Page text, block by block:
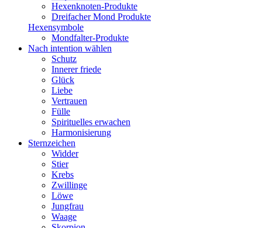
Hexenknoten-Produkte
Dreifacher Mond Produkte
Hexensymbole
Mondfalter-Produkte
Nach intention wählen
Schutz
Innerer friede
Glück
Liebe
Vertrauen
Fülle
Spirituelles erwachen
Harmonisierung
Sternzeichen
Widder
Stier
Krebs
Zwillinge
Löwe
Jungfrau
Waage